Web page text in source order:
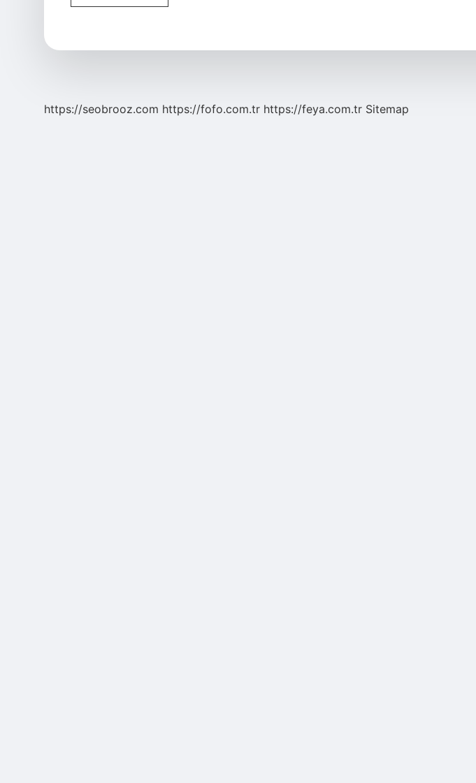
Ne
https://seobrooz.com https://fofo.com.tr https://feya.com.tr Sitemap